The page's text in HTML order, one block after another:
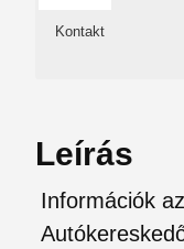
Kontakt
Leírás
Információk